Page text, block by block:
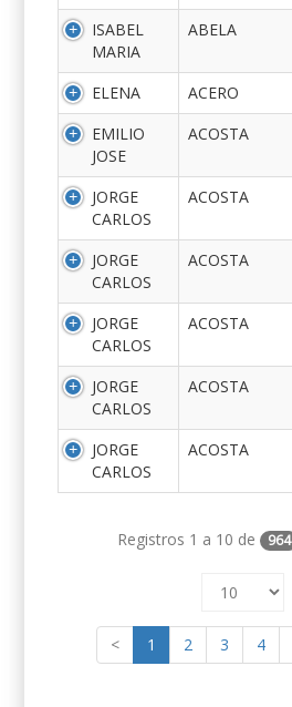
ISABEL
MARIA
ABELA
ELENA ACERO
EMILIO
JOSE
ACOSTA
JORGE
CARLOS
ACOSTA
JORGE
CARLOS
ACOSTA
JORGE
CARLOS
ACOSTA
JORGE
CARLOS
ACOSTA
JORGE
CARLOS
ACOSTA
Registros 1 a 10 de 964
< 1 2 3 4